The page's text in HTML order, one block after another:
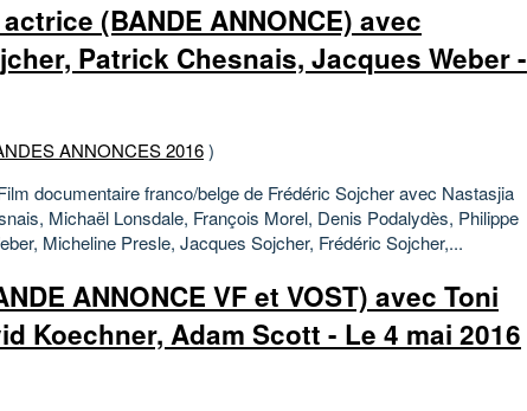
(BANDE ANNONCE) avec
Patrick Chesnais, Jacques Weber -
ANNONCES 2016)
documentaire franco/belge de Frédéric Sojcher avec Nastasjia
Michaël Lonsdale, François Morel, Denis Podalydès, Philippe
Micheline Presle, Jacques Sojcher, Frédéric Sojcher,...
ANNONCE VF et VOST) avec Toni
Koechner, Adam Scott - Le 4 mai 2016